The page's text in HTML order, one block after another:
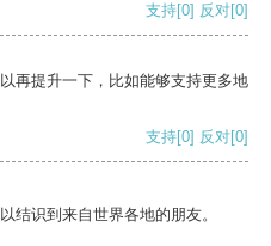
支持[0] 反对[0]
再提升一下，比如能够支持更多地
支持[0] 反对[0]
结识到来自世界各地的朋友。